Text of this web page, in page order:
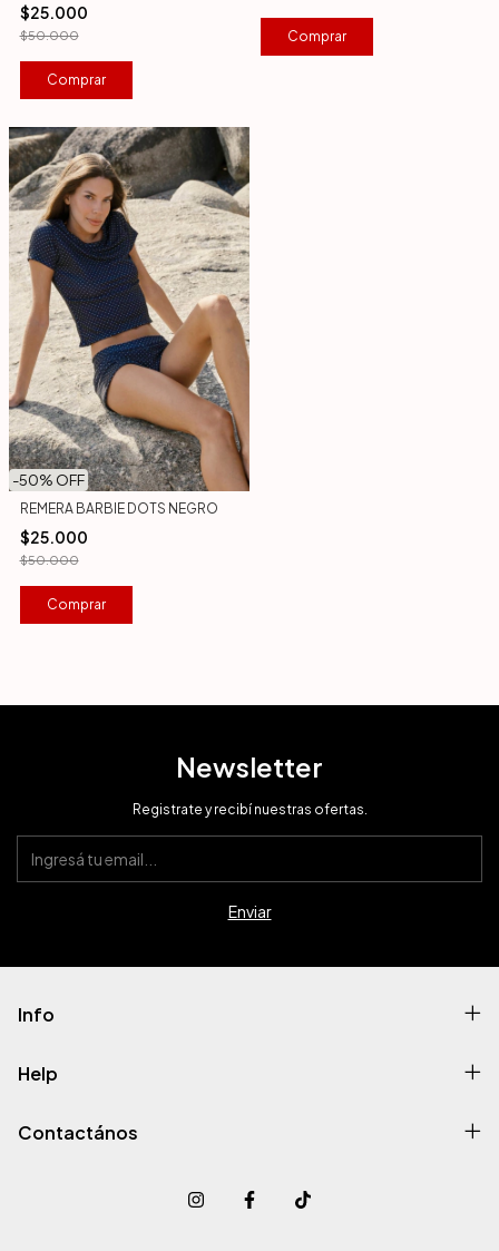
$25.000
$50.000
Comprar
Comprar
-50% OFF
REMERA BARBIE DOTS NEGRO
$25.000
$50.000
Comprar
Newsletter
Registrate y recibí nuestras ofertas.
Info
Help
Contactános